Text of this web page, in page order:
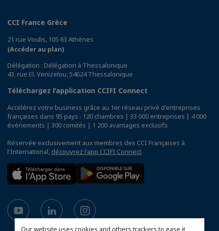
Our website uses cookies and others trackers to ease it
CCI France Grèce
21 rue Voulis, 105 63 Athènes
(Accéder au plan)
Délégation : Délégation à Thessalonique
43, rue El. Venizelou, 54624 Thessalonique
Téléchargez l’application CCIFI Connect
Accélérez votre business grâce au 1er réseau privé d'entreprises
françaises dans 95 pays : 120 chambres | 33 000 entreprises | 4 000
événements | 300 comités | 1 200 avantages exclusifs
Réservée exclusivement aux membres des CCI Françaises à
l'International, découvrez l'app CCIFI Connect.